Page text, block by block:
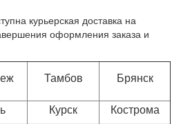
курьерская доставка на
оформления заказа и
Тамбов
Брянск
Курск
Кострома